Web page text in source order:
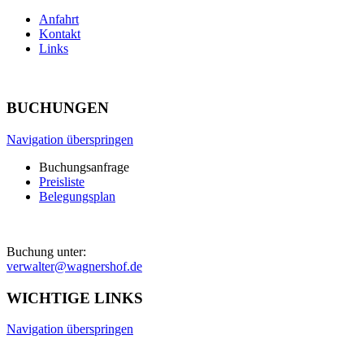
Anfahrt
Kontakt
Links
BUCHUNGEN
Navigation überspringen
Buchungsanfrage
Preisliste
Belegungsplan
Buchung unter:
verwalter@wagnershof.de
WICHTIGE LINKS
Navigation überspringen